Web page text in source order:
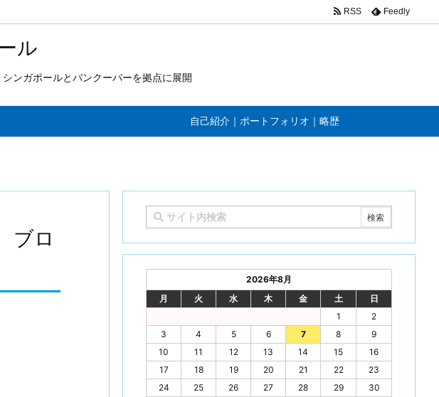
ル
ンガポールとバンクーバーを拠点に展開
自己紹介｜ポートフォリオ｜略歴
RSS Feedly
ブロ
2026年8月
月
火 水 木 金 土
日
1
2
3
4 5 6 7 8
9
10
11 12 13 14 15
16
17
18 19 20 21 22
23
24
25 26 27 28 29
30